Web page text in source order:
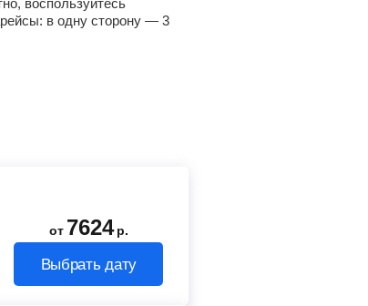
воспользуйтесь
в одну сторону — 3
от 7624 р.
Выбрать дату